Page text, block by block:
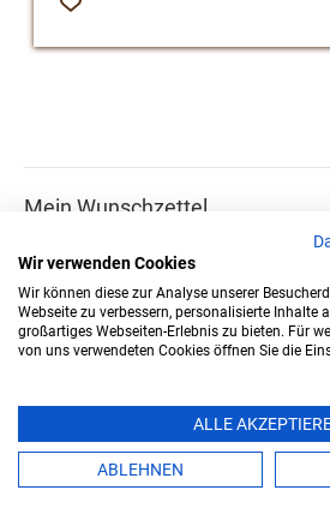
Zur
Mein Wunschzettel
Sie haben keine Artikel auf Ihrem
WEITERE LINKS
Über uns
Wir verwenden Cookies
Wir können diese zur Analyse unserer
Webseite zu verbessern, personalisierte Inhalte
großartiges Webseiten-Erlebnis zu bieten. Für
von uns verwendeten Cookies öffnen Sie die
ALLE
ABLEHNEN